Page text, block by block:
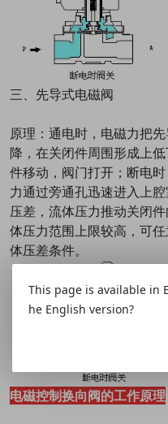
三、先导式电磁阀
原理：通电时，电磁力把
降，在关闭件周围形成上
件移动，阀门打开；断电
力通过旁通孔迅速进入上
压差，流体压力推动关闭
体压力范围上限较高，可
体压差条件。
电磁控制换向阀的工作原理
This page is available in
he English version?